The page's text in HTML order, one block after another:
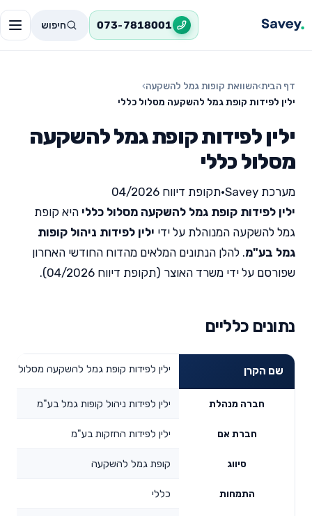
073-7818001 חיפוש
דף הבית›השוואת קופות גמל להשקעה›
ילין לפידות קופת גמל להשקעה מסלול כללי
ילין לפידות קופת גמל להשקעה
מסלול כללי
מערכת Savey •תקופת דיווח 04/2026
ילין לפידות קופת גמל להשקעה מסלול כללי היא קופת
גמל להשקעה המנוהלת על ידי ילין לפידות ניהול קופות
גמל בע"מ. להלן הנתונים המלאים מהדוח החודשי האחרון
שפורסם על ידי משרד האוצר (תקופת דיווח 04/2026).
נתונים כלליים
שם הקרן ילין לפידות קופת גמל להשקעה מסלול
חברה מנהלת ילין לפידות ניהול קופות גמל בע"מ
חברת אם ילין לפידות החזקות בע"מ
סיווג קופת גמל להשקעה
התמחות כללי